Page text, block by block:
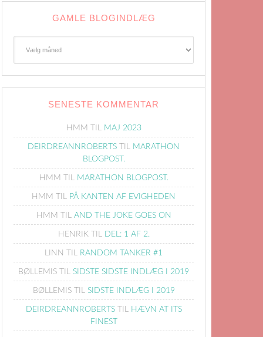
GAMLE BLOGINDLÆG
SENESTE KOMMENTAR
HMM TIL MAJ 2023
DEIRDREANNROBERTS TIL MARATHON
BLOGPOST.
HMM TIL MARATHON BLOGPOST.
HMM TIL PÅ KANTEN AF EVIGHEDEN
HMM TIL AND THE JOKE GOES ON
HENRIKTIL DEL: 1 AF 2.
LINN TIL RANDOM TANKER #1
BØLLEMIS TIL SIDSTE SIDSTE INDLÆG I 2019
BØLLEMISTIL SIDSTE INDLÆG I 2019
DEIRDREANNROBERTSTIL HÆVN AT ITS
FINEST